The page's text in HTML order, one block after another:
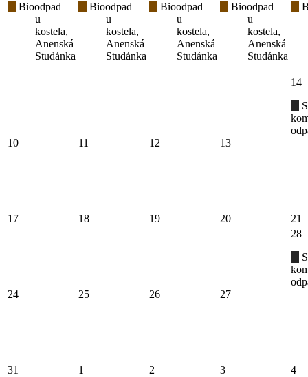
Bioodpad
u
kostela,
Anenská
Studánka
Bioodpad
u
kostela,
Anenská
Studánka
Bioodpad
u
kostela,
Anenská
Studánka
Bioodpad
u
kostela,
Anenská
Studánka
10 11 12 13
14
17 18 19 20 21
24 25 26 27
28
31 1 2 3
4